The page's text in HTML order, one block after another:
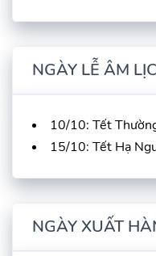
NGÀY LỄ ÂM
10/10: Tết
15/10: Tết Hạ
NGÀY XUẤT